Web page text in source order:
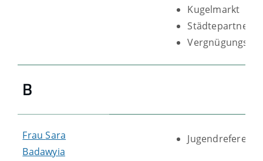
Kugelmarkt
B
FrauSara
Badawyia